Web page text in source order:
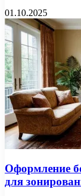
01.10.2025
Оформление
для